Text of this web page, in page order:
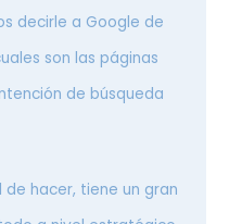
decirle a Google de
son las páginas
de búsqueda
hacer, tiene un gran